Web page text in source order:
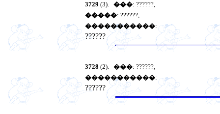
3729 (3). ���: ??????,
�����: ??????,
�����������:
??????
3728 (2). ���: ??????,
�����������:
??????